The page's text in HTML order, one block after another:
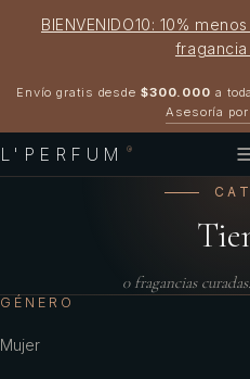
BIENVENIDO10: 10%
fragancia
Envío gratis desde $300.000 a
Asesoría por
L'PERFUM ®
0fragancias
GÉNERO
Mujer